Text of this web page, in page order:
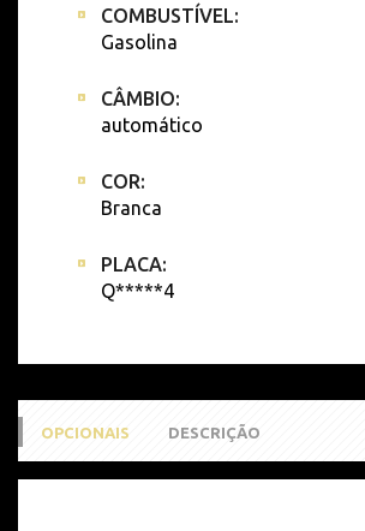
COMBUSTÍVEL:
Gasolina
CÂMBIO:
automático
COR:
Branca
PLACA:
Q*****4
OPCIONAIS DESCRIÇÃO